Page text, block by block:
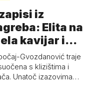
iz
Elita na
kavijar i
Gvozdanović traje
s klizištima i
Unatoč izazovima…